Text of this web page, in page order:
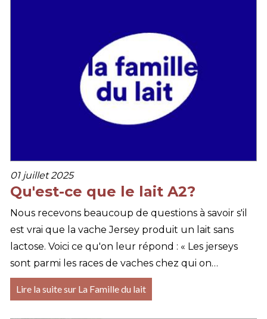
01 juillet 2025
Qu'est-ce que le lait A2?
Nous recevons beaucoup de questions à savoir s'il
est vrai que la vache Jersey produit un lait sans
lactose. Voici ce qu'on leur répond : « Les jerseys
sont parmi les races de vaches chez qui on…
Lire la suite sur La Famille du lait